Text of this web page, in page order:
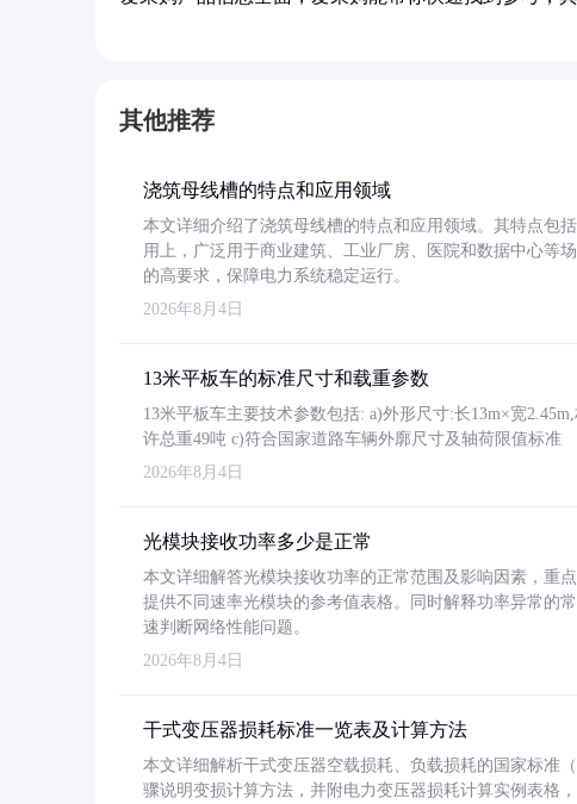
其他推荐
浇筑母线槽的特点和应用领域
本文详细介绍了浇筑母线槽的特点和应用领域。其特点包
用上，广泛用于商业建筑、工业厂房、医院和数据中心等
的高要求，保障电力系统稳定运行。
2026年8月4日
13米平板车的标准尺寸和载重参数
13米平板车主要技术参数包括: a)外形尺寸:长13m×宽
许总重49吨 c)符合国家道路车辆外廓尺寸及轴荷限值标准
2026年8月4日
光模块接收功率多少是正常
本文详细解答光模块接收功率的正常范围及影响因素，重
提供不同速率光模块的参考值表格。同时解释功率异常的
速判断网络性能问题。
2026年8月4日
干式变压器损耗标准一览表及计算方法
本文详细解析干式变压器空载损耗、负载损耗的国家标准
骤说明变损计算方法，并附电力变压器损耗计算实例表格